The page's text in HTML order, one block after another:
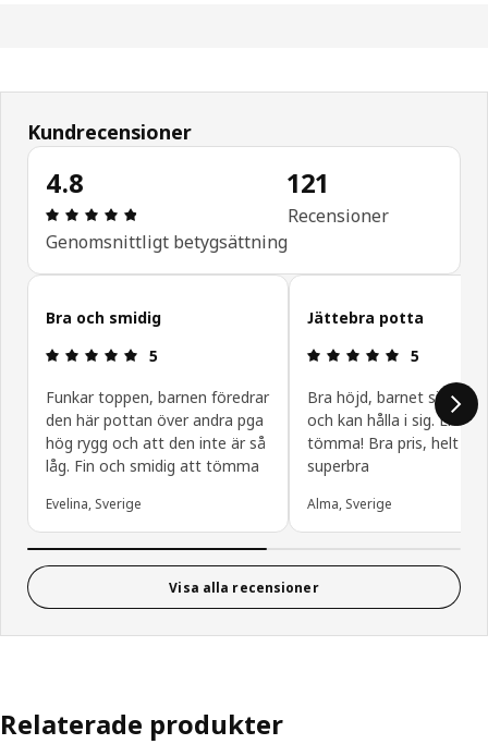
Kundrecensioner
4.8
Recension: 4.8 utav 5 stjärnor. Totalt antal
Genomsnittligt betygsättning
121
Recensioner
Hoppa över
Bra och smidig
Recension: 5 utav 5 stjärnor.
5
Funkar toppen, barnen föredrar
den här pottan över andra pga
hög rygg och att den inte är så
låg. Fin och smidig att tömma
Evelina, Sverige
Jättebra potta
5
Bra höjd, barnet sittee
och kan hålla i sig. Enkel
tömma! Bra pris, helt
superbra
Alma, Sverige
Visa alla recensioner
Relaterade produkter